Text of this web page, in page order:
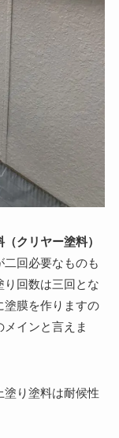
クリヤー塗料）
二回必要なものも
り回数は三回とな
塗膜を作りますの
インと言えま
塗り塗料は耐候性